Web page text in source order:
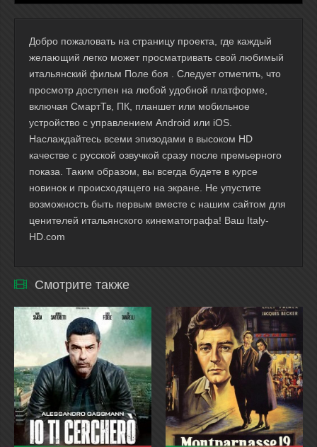
Добро пожаловать на страницу проекта, где каждый
желающий легко может просматривать свой любимый
итальянский фильм Поле боя . Следует отметить, что
просмотр доступен на любой удобной платформе,
включая СмартТв, ПК, планшет или мобильное
устройство с управлением Android или iOS.
Наслаждайтесь всеми эпизодами в высоком HD
качестве с русской озвучкой сразу после премьерного
показа. Таким образом, вы всегда будете в курсе
новинок и происходящего на экране. Не упустите
возможность быть первым вместе с нашим сайтом для
ценителей итальянского кинематографа! Ваш Italy-
HD.com
Смотрите также